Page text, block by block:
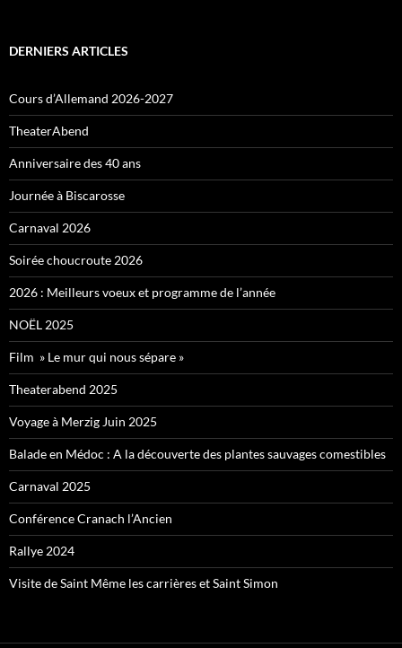
DERNIERS ARTICLES
Cours d’Allemand 2026-2027
TheaterAbend
Anniversaire des 40 ans
Journée à Biscarosse
Carnaval 2026
Soirée choucroute 2026
2026 : Meilleurs voeux et programme de l’année
NOËL 2025
Film » Le mur qui nous sépare »
Theaterabend 2025
Voyage à Merzig Juin 2025
Balade en Médoc : A la découverte des plantes sauvages comestibles
Carnaval 2025
Conférence Cranach l’Ancien
Rallye 2024
Visite de Saint Même les carrières et Saint Simon